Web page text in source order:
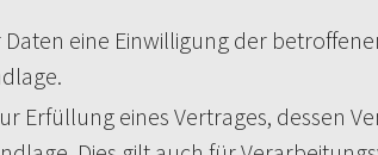
eine Einwilligung der
Erfüllung eines Vertrages, dessen